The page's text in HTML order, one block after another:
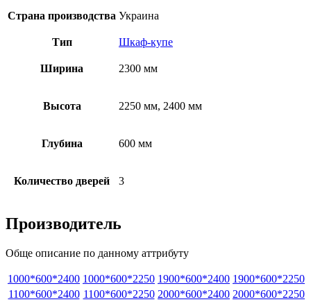
Страна производства Украина
Тип Шкаф-купе
Ширина 2300 мм
Высота 2250 мм, 2400 мм
Глубина 600 мм
Количество дверей 3
Производитель
Обще описание по данному аттрибуту
1000*600*2400 1000*600*2250 1900*600*2400 1900*600*2250
1100*600*2400 1100*600*2250 2000*600*2400 2000*600*2250